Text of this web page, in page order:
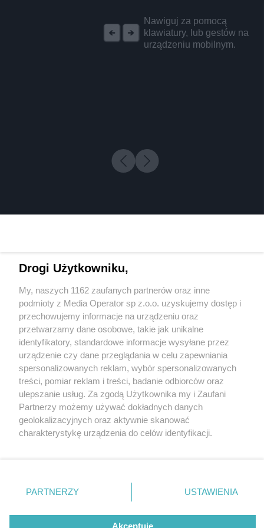
Nawiguj za pomocą
klawiatury, lub gestów na
urządzeniu mobilnym.
4 / 0
Wydawca mediów lokalnych
Nie zapomnij
zapoznać się z:
polityką prywatności regulamin korzystania z portali
Twojemiasto
Piekary Śląskie
Chorzów
Tarnowskie Góry
Gliwice
Skontakuj sięz nami
Kontakt
Wydawca
Redakcja
Drogi Użytkowniku,
My, naszych 1162 zaufanych partnerów oraz inne
podmioty z Media Operator sp z.o.o. uzyskujemy dostęp i
przechowujemy informacje na urządzeniu oraz
przetwarzamy dane osobowe, takie jak unikalne
identyfikatory, standardowe informacje wysyłane przez
urządzenie czy dane przeglądania w celu zapewniania
spersonalizowanych reklam, wybór spersonalizowanych
treści, pomiar reklam i treści, badanie odbiorców oraz
ulepszanie usług. Za zgodą Użytkownika my i Zaufani
Partnerzy możemy używać dokładnych danych
geolokalizacyjnych oraz aktywnie skanować
charakterystykę urządzenia do celów identyfikacji.
zmienić/wycofać klikając przycisk ustawień prywatności
znajdujący się w lewym dolnym rogu strony
rodzaje przetwarzania danych nie wymagają zgody
użytkownika, ale masz prawo sprzeciwić się takiemu
PARTNERZY USTAWIENIA
Akceptuję